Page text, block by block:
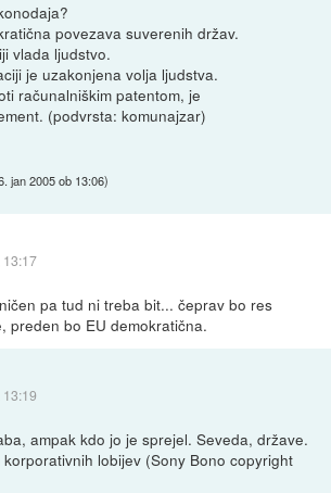
povezava suverenih držav.
vlada ljudstvo.
je uzakonjena volja ljudstva.
računalniškim patentom, je
(podvrsta: komunajzar)
jan 2005 ob 13:06)
pa tud ni treba bit... čeprav bo res
preden bo EU demokratična.
ampak kdo jo je sprejel. Seveda, države.
lobijev (Sony Bono copyright